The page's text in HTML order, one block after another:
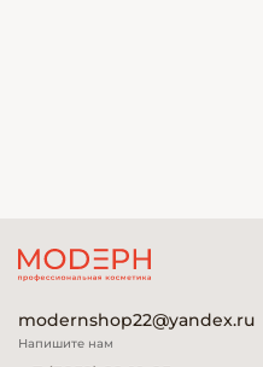
modernshop22@yandex.ru
Напишите нам